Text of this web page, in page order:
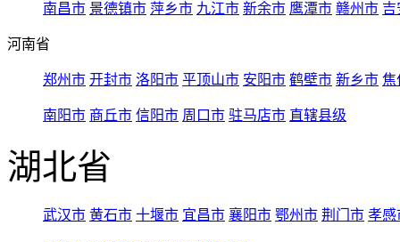
南昌市 景德镇市 萍乡市 九江市 新余市 鹰潭市 赣州市 吉
河南省
郑州市 开封市 洛阳市 平顶山市 安阳市 鹤壁市 新乡市 焦
南阳市 商丘市 信阳市 周口市 驻马店市 直辖县级
湖北省
武汉市 黄石市 十堰市 宜昌市 襄阳市 鄂州市 荆门市 孝感